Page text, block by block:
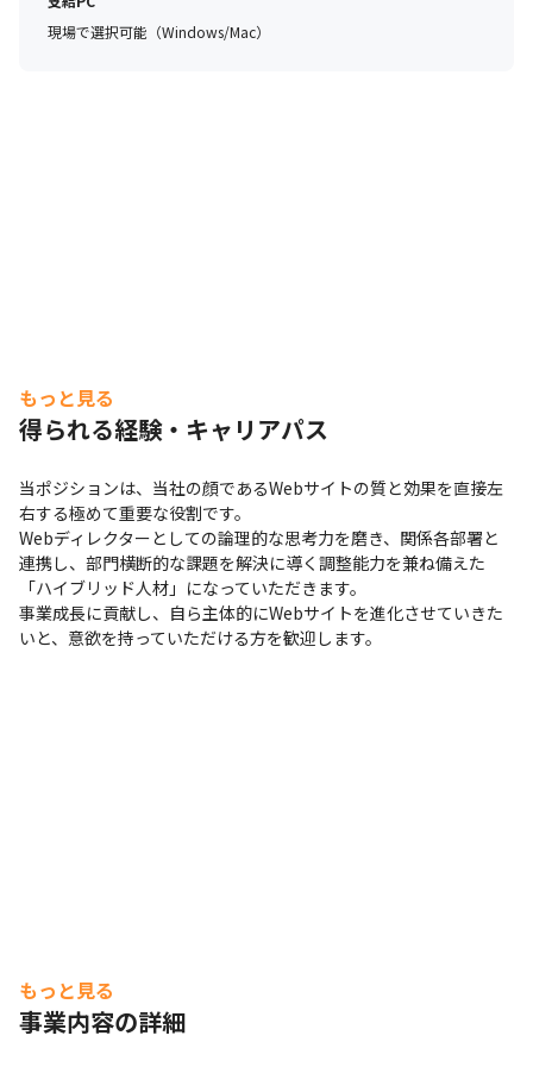
現場で選択可能（Windows/Mac）
もっと見る
得られる経験・キャリアパス
当ポジションは、当社の顔であるWebサイトの質と効果を直接左
右する極めて重要な役割です。
Webディレクターとしての論理的な思考力を磨き、関係各部署と
連携し、部門横断的な課題を解決に導く調整能力を兼ね備えた
「ハイブリッド人材」になっていただきます。
事業成長に貢献し、自ら主体的にWebサイトを進化させていきた
いと、意欲を持っていただける方を歓迎します。
もっと見る
事業内容の詳細